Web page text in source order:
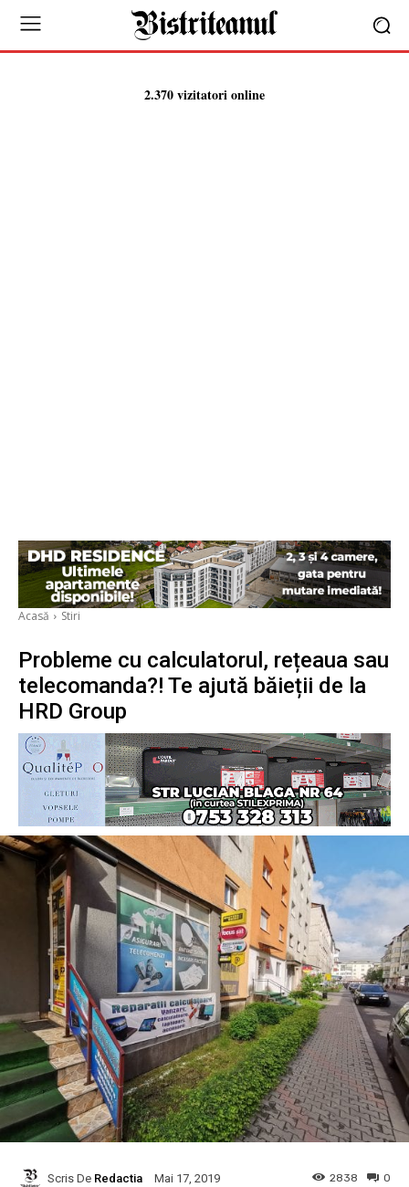
2.370 vizitatori online
Acasă Stiri
Probleme cu calculatorul, rețeaua sau
telecomanda?! Te ajută băieții de la
HRD Group
Scris De Redactia Mai 17, 2019 0
2838